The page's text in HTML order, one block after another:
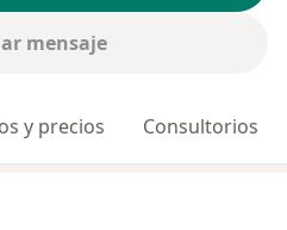
mensaje
y precios Consultorios